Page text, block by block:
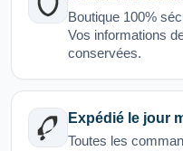
Boutique 100%
Vos informations
conservées.
Expédié le jour
Toutes les